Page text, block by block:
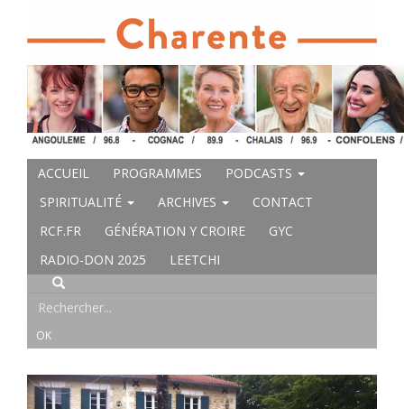
ACCUEIL PROGRAMMES
PODCASTS
SPIRITUALITÉ
ARCHIVES
CONTACT
RCF.FR
GÉNÉRATION Y CROIRE
GYC
RADIO-DON 2025
LEETCHI